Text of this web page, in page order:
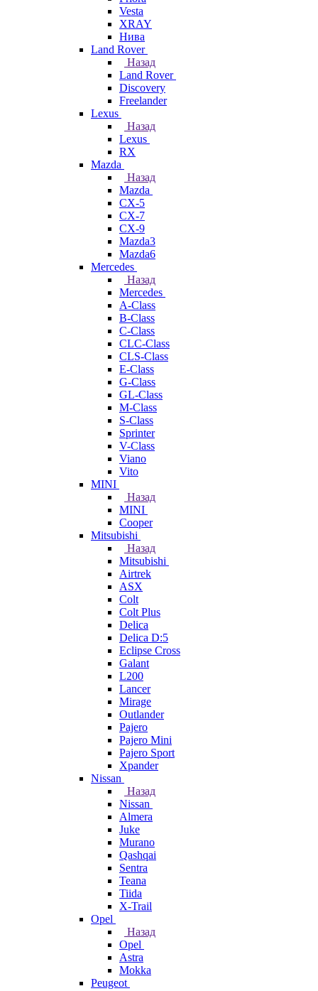
Vesta
XRAY
Нива
Land Rover
Назад
Land Rover
Discovery
Freelander
Lexus
Назад
Lexus
RX
Mazda
Назад
Mazda
CX-5
CX-7
CX-9
Mazda3
Mazda6
Mercedes
Назад
Mercedes
A-Class
B-Class
C-Class
CLC-Class
CLS-Class
E-Class
G-Class
GL-Class
M-Class
S-Class
Sprinter
V-Class
Viano
Vito
MINI
Назад
MINI
Cooper
Mitsubishi
Назад
Mitsubishi
Airtrek
ASX
Colt
Colt Plus
Delica
Delica D:5
Eclipse Cross
Galant
L200
Lancer
Mirage
Outlander
Pajero
Pajero Mini
Pajero Sport
Xpander
Nissan
Назад
Nissan
Almera
Juke
Murano
Qashqai
Sentra
Teana
Tiida
X-Trail
Opel
Назад
Opel
Astra
Mokka
Peugeot